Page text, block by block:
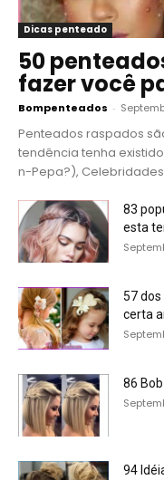
Dicas penteado
50
fazer você
Bompenteados -
Penteados raspados
tendência tenha
n-Pepa?), Celebridades
83
esta
57
certa
86
94